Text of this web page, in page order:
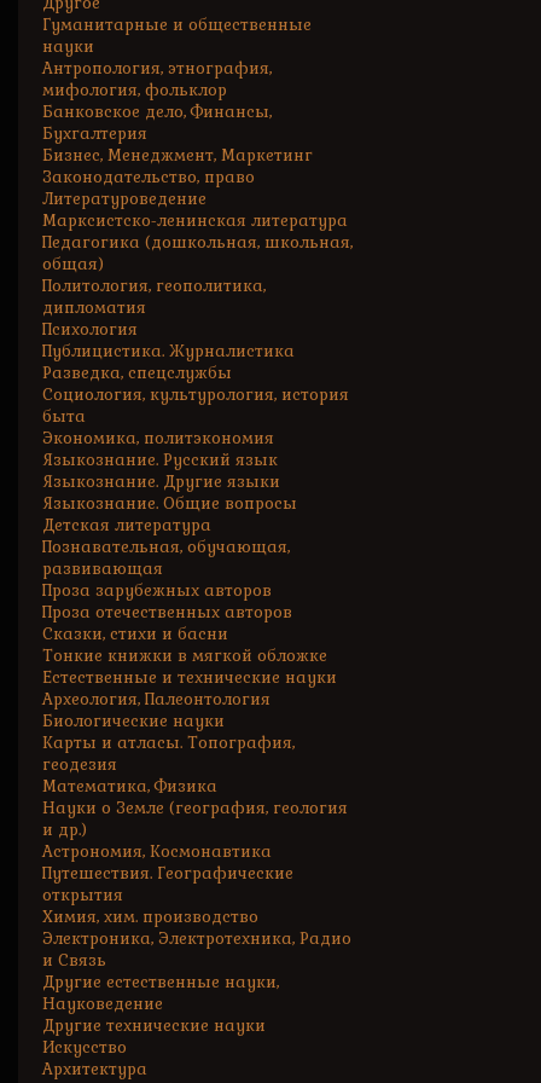
Гуманитарные и общественные
науки
Антропология, этнография,
мифология, фольклор
Банковское дело, Финансы,
Бухгалтерия
Бизнес, Менеджмент, Маркетинг
Законодательство, право
Литературоведение
Марксистско-ленинская литература
Педагогика (дошкольная, школьная,
общая)
Политология, геополитика,
дипломатия
Психология
Публицистика. Журналистика
Разведка, спецслужбы
Социология, культурология, история
быта
Экономика, политэкономия
Языкознание. Русский язык
Языкознание. Другие языки
Языкознание. Общие вопросы
Детская литература
Познавательная, обучающая,
развивающая
Проза зарубежных авторов
Проза отечественных авторов
Сказки, стихи и басни
Тонкие книжки в мягкой обложке
Естественные и технические науки
Археология, Палеонтология
Биологические науки
Карты и атласы. Топография,
геодезия
Математика, Физика
Науки о Земле (география, геология
и др.)
Астрономия, Космонавтика
Путешествия. Географические
открытия
Химия, хим. производство
Электроника, Электротехника, Радио
и Связь
Другие естественные науки,
Науковедение
Другие технические науки
Искусство
Архитектура